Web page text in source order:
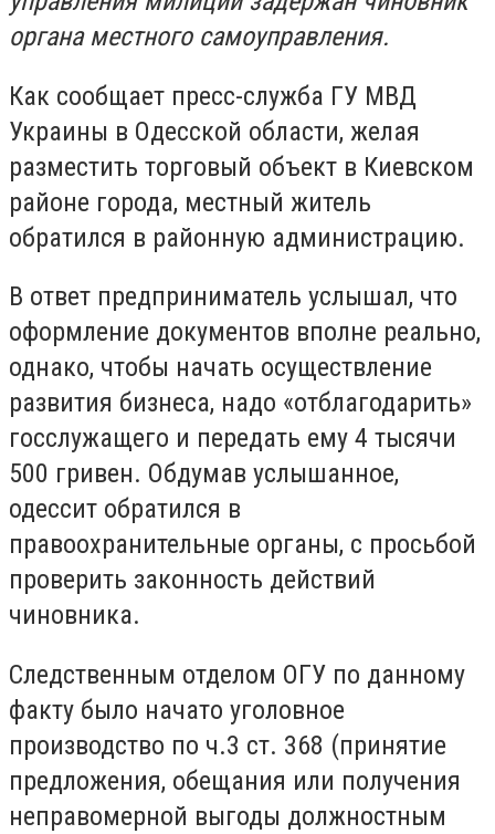
органа местного самоуправления.
Как сообщает пресс-служба ГУ МВД
Украины в Одесской области, желая
разместить торговый объект в Киевском
районе города, местный житель
обратился в районную администрацию.
В ответ предприниматель услышал, что
оформление документов вполне реально,
однако, чтобы начать осуществление
развития бизнеса, надо «отблагодарить»
госслужащего и передать ему 4 тысячи
500 гривен. Обдумав услышанное,
одессит обратился в
правоохранительные органы, с просьбой
проверить законность действий
чиновника.
Следственным отделом ОГУ по данному
факту было начато уголовное
производство по ч.3 ст. 368 (принятие
предложения, обещания или получения
неправомерной выгоды должностным